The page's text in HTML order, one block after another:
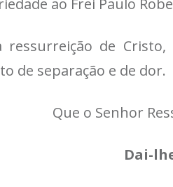
ao Frei Paulo
de
de separação e de dor.
Que o Senhor
Dai-